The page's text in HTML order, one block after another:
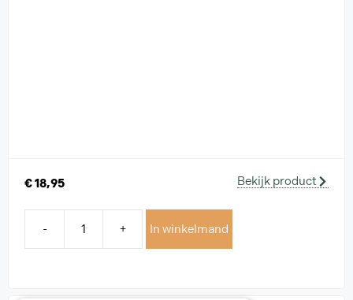
€18,95 Bekijk product
- + In winkelmand